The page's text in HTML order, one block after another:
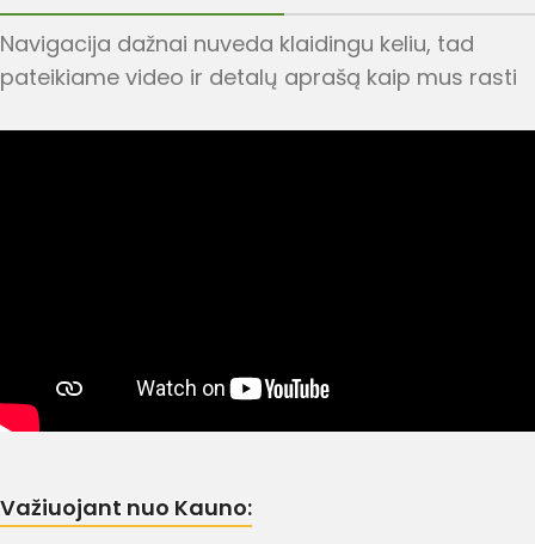
Navigacija dažnai nuveda klaidingu keliu, tad
pateikiame video ir detalų aprašą kaip mus rasti
Važiuojant nuo Kauno: